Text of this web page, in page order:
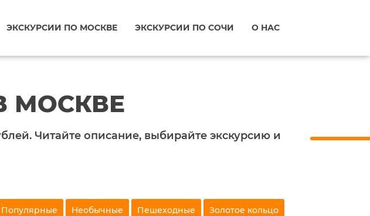
ЭКСКУРСИИ ПО МОСКВЕ ЭКСКУРСИИ ПО СОЧИ О НАС
МОСКВЕ
Читайте описание, выбирайте экскурсию и
Популярные Необычные Пешеходные Золотое кольцо